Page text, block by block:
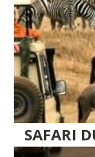
SAFARI